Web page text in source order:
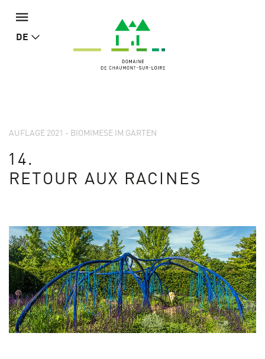
DE
AUFLAGE 2021 - BIOMIMESE IM GARTEN
14.
RETOUR AUX RACINES